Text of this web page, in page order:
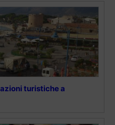
turistiche a